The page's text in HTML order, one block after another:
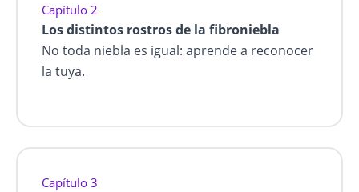
Capítulo 2
Los distintos rostros de la fibroniebla
No toda niebla es igual: aprende a reconocer
la tuya.
Capítulo 3